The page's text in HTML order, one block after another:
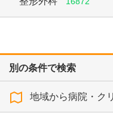
別の条件で検索
地域から病院・ク